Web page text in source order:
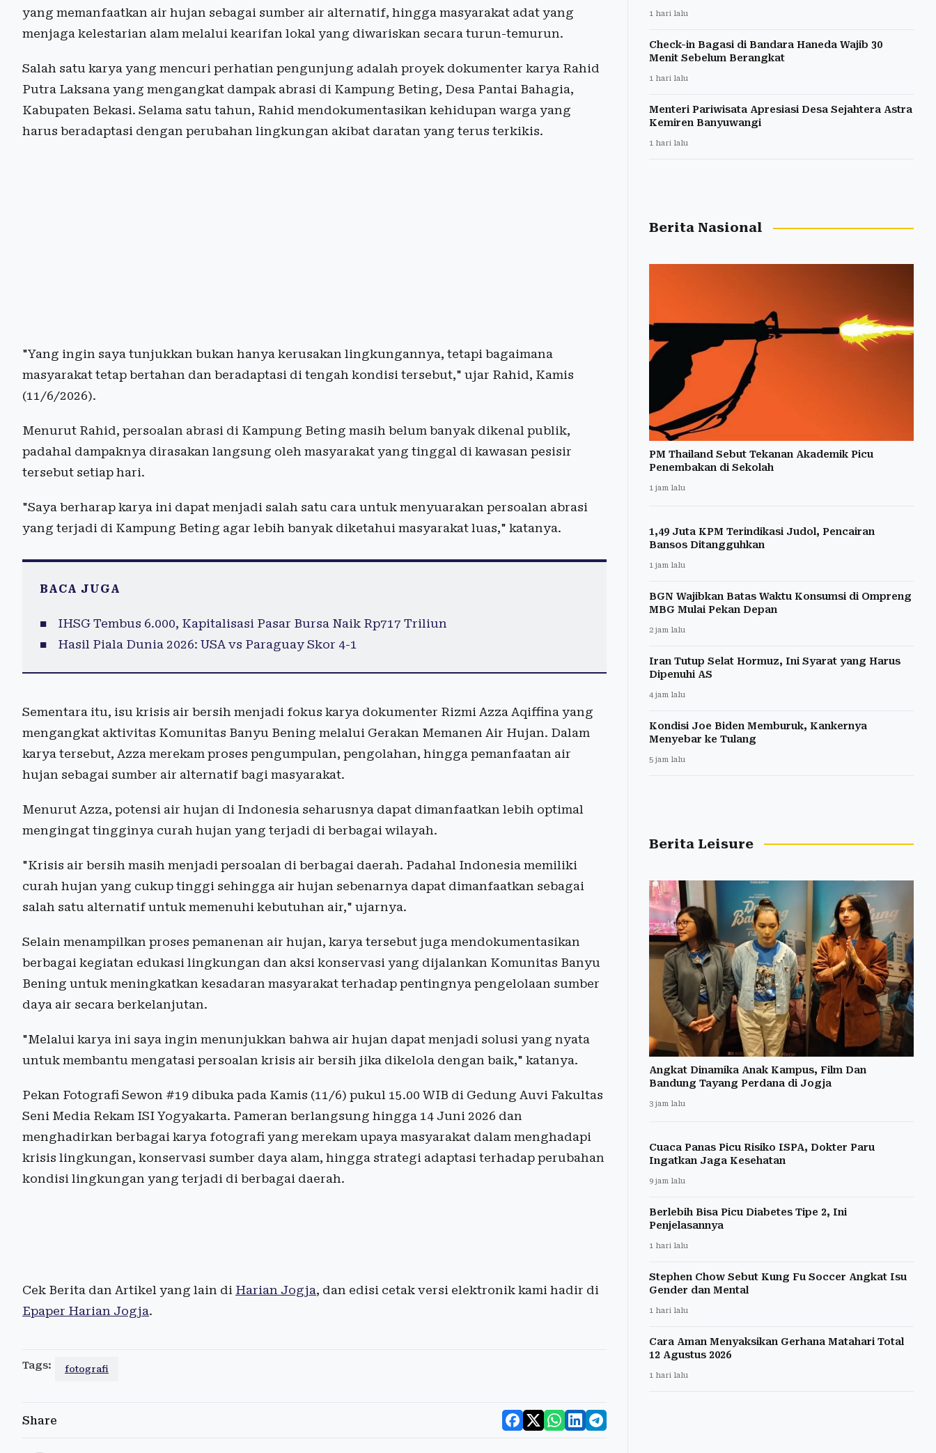
yang memanfaatkan air hujan sebagai sumber air alternatif, hingga masyarakat adat yang
menjaga kelestarian alam melalui kearifan lokal yang diwariskan secara turun-temurun.
Salah satu karya yang mencuri perhatian pengunjung adalah proyek dokumenter karya Rahid
Putra Laksana yang mengangkat dampak abrasi di Kampung Beting, Desa Pantai Bahagia,
Kabupaten Bekasi. Selama satu tahun, Rahid mendokumentasikan kehidupan warga yang
harus beradaptasi dengan perubahan lingkungan akibat daratan yang terus terkikis.
"Yang ingin saya tunjukkan bukan hanya kerusakan lingkungannya, tetapi bagaimana
masyarakat tetap bertahan dan beradaptasi di tengah kondisi tersebut," ujar Rahid, Kamis
(11/6/2026).
Menurut Rahid, persoalan abrasi di Kampung Beting masih belum banyak dikenal publik,
padahal dampaknya dirasakan langsung oleh masyarakat yang tinggal di kawasan pesisir
tersebut setiap hari.
"Saya berharap karya ini dapat menjadi salah satu cara untuk menyuarakan persoalan abrasi
yang terjadi di Kampung Beting agar lebih banyak diketahui masyarakat luas," katanya.
BACA JUGA
IHSG Tembus 6.000, Kapitalisasi Pasar Bursa Naik Rp717 Triliun
Hasil Piala Dunia 2026: USA vs Paraguay Skor 4-1
Sementara itu, isu krisis air bersih menjadi fokus karya dokumenter Rizmi Azza Aqiffina yang
mengangkat aktivitas Komunitas Banyu Bening melalui Gerakan Memanen Air Hujan. Dalam
karya tersebut, Azza merekam proses pengumpulan, pengolahan, hingga pemanfaatan air
hujan sebagai sumber air alternatif bagi masyarakat.
Menurut Azza, potensi air hujan di Indonesia seharusnya dapat dimanfaatkan lebih optimal
mengingat tingginya curah hujan yang terjadi di berbagai wilayah.
"Krisis air bersih masih menjadi persoalan di berbagai daerah. Padahal Indonesia memiliki
curah hujan yang cukup tinggi sehingga air hujan sebenarnya dapat dimanfaatkan sebagai
salah satu alternatif untuk memenuhi kebutuhan air," ujarnya.
Selain menampilkan proses pemanenan air hujan, karya tersebut juga mendokumentasikan
berbagai kegiatan edukasi lingkungan dan aksi konservasi yang dijalankan Komunitas Banyu
Bening untuk meningkatkan kesadaran masyarakat terhadap pentingnya pengelolaan sumber
daya air secara berkelanjutan.
"Melalui karya ini saya ingin menunjukkan bahwa air hujan dapat menjadi solusi yang nyata
untuk membantu mengatasi persoalan krisis air bersih jika dikelola dengan baik," katanya.
Pekan Fotografi Sewon #19 dibuka pada Kamis (11/6) pukul 15.00 WIB di Gedung Auvi Fakultas
Seni Media Rekam ISI Yogyakarta. Pameran berlangsung hingga 14 Juni 2026 dan
menghadirkan berbagai karya fotografi yang merekam upaya masyarakat dalam menghadapi
krisis lingkungan, konservasi sumber daya alam, hingga strategi adaptasi terhadap perubahan
kondisi lingkungan yang terjadi di berbagai daerah.
Cek Berita dan Artikel yang lain di Harian Jogja, dan edisi cetak versi elektronik kami hadir di
Epaper Harian Jogja.
Tags: fotografi
Share
1 hari lalu
Check-in Bagasi di Bandara Haneda Wajib 30
Menit Sebelum Berangkat
1 hari lalu
Menteri Pariwisata Apresiasi Desa Sejahtera Astra
Kemiren Banyuwangi
1 hari lalu
Berita Nasional
PM Thailand Sebut Tekanan Akademik Picu
Penembakan di Sekolah
1 jam lalu
1,49 Juta KPM Terindikasi Judol, Pencairan
Bansos Ditangguhkan
1 jam lalu
BGN Wajibkan Batas Waktu Konsumsi di Ompreng
MBG Mulai Pekan Depan
2 jam lalu
Iran Tutup Selat Hormuz, Ini Syarat yang Harus
Dipenuhi AS
4 jam lalu
Kondisi Joe Biden Memburuk, Kankernya
Menyebar ke Tulang
5 jam lalu
Berita Leisure
Angkat Dinamika Anak Kampus, Film Dan
Bandung Tayang Perdana di Jogja
3 jam lalu
Cuaca Panas Picu Risiko ISPA, Dokter Paru
Ingatkan Jaga Kesehatan
9 jam lalu
Berlebih Bisa Picu Diabetes Tipe 2, Ini
Penjelasannya
1 hari lalu
Stephen Chow Sebut Kung Fu Soccer Angkat Isu
Gender dan Mental
1 hari lalu
Cara Aman Menyaksikan Gerhana Matahari Total
12 Agustus 2026
1 hari lalu